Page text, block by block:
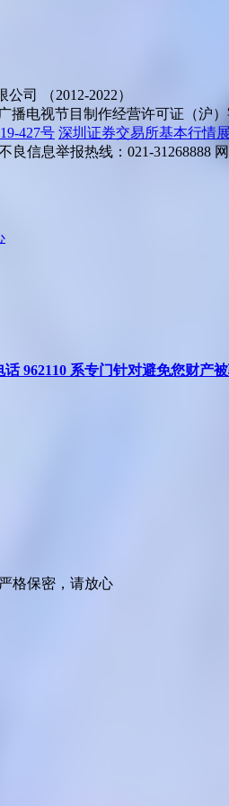
司 （2012-2022）
广播电视节目制作经营许可证（沪
427号 深圳证券交易所基本行情
良信息举报热线：021-31268888
962110 系专门针对避免您财产
格保密，请放心